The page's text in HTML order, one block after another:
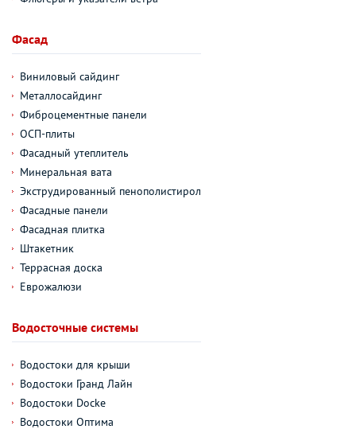
Фасад
Виниловый сайдинг
Металлосайдинг
Фиброцементные панели
ОСП-плиты
Фасадный утеплитель
Минеральная вата
Экструдированный пенополистирол
Фасадные панели
Фасадная плитка
Штакетник
Террасная доска
Еврожалюзи
Водосточные системы
Водостоки для крыши
Водостоки Гранд Лайн
Водостоки Docke
Водостоки Оптима